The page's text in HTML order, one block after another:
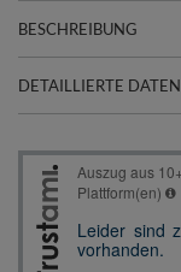
BESCHREIBUNG
DETAILLIERTE DATEN